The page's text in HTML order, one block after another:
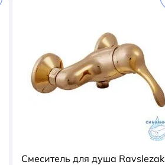
Смеситель для душа Ravslezak